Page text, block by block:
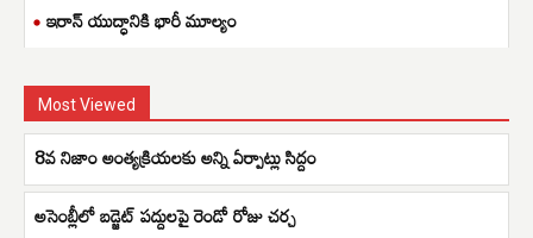
ఇరాన్ యుద్ధానికి భారీ మూల్యం
Most Viewed
8వ నిజాం అంత్యక్రియలకు అన్ని ఏర్పాట్లు సిద్దం
అసెంబ్లీలో బడ్జెట్ పద్దులపై రెండో రోజు చర్చ